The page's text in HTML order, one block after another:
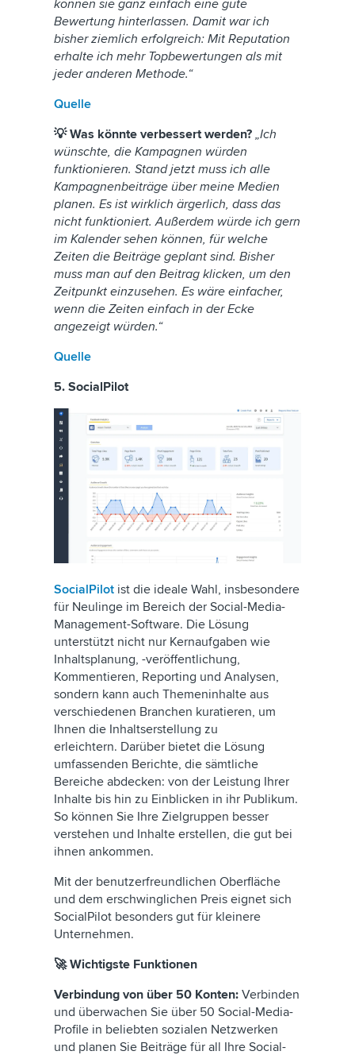
können sie ganz einfach eine gute
Bewertung hinterlassen. Damit war ich
bisher ziemlich erfolgreich: Mit Reputation
erhalte ich mehr Topbewertungen als mit
jeder anderen Methode.“
Quelle
💡 Was könnte verbessert werden? „Ich
wünschte, die Kampagnen würden
funktionieren. Stand jetzt muss ich alle
Kampagnenbeiträge über meine Medien
planen. Es ist wirklich ärgerlich, dass das
nicht funktioniert. Außerdem würde ich gern
im Kalender sehen können, für welche
Zeiten die Beiträge geplant sind. Bisher
muss man auf den Beitrag klicken, um den
Zeitpunkt einzusehen. Es wäre einfacher,
wenn die Zeiten einfach in der Ecke
angezeigt würden.“
Quelle
5. SocialPilot
SocialPilot ist die ideale Wahl, insbesondere
für Neulinge im Bereich der Social-Media-
Management-Software. Die Lösung
unterstützt nicht nur Kernaufgaben wie
Inhaltsplanung, -veröffentlichung,
Kommentieren, Reporting und Analysen,
sondern kann auch Themeninhalte aus
verschiedenen Branchen kuratieren, um
Ihnen die Inhaltserstellung zu
erleichtern. Darüber bietet die Lösung
umfassenden Berichte, die sämtliche
Bereiche abdecken: von der Leistung Ihrer
Inhalte bis hin zu Einblicken in ihr Publikum.
So können Sie Ihre Zielgruppen besser
verstehen und Inhalte erstellen, die gut bei
ihnen ankommen.
Mit der benutzerfreundlichen Oberfläche
und dem erschwinglichen Preis eignet sich
SocialPilot besonders gut für kleinere
Unternehmen.
🚀 Wichtigste Funktionen
Verbindung von über 50 Konten: Verbinden
und überwachen Sie über 50 Social-Media-
Profile in beliebten sozialen Netzwerken
und planen Sie Beiträge für all Ihre Social-